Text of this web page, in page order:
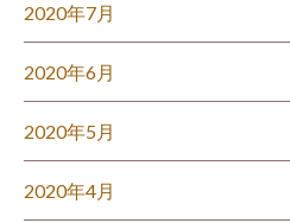
2020年7月
2020年6月
2020年5月
2020年4月